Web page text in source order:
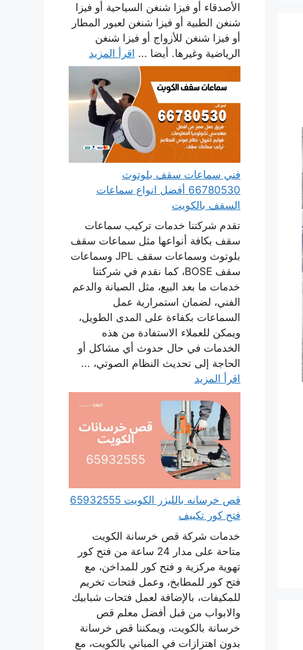
الأصدقاء أو فيزا شنغن السياحية أو فيزا
شنغن الطبية أو فيزا شنغن لعبور المطار
أو فيزا شنغن للأزواج أو فيزا شنغن
الرياضية وغيرها. أيضا ... اقرأ المزيد
فني سماعات سقف بلوتوث
66780530 أفضل انواع سماعات
السقف بالكويت
تقدم شركتنا خدمات تركيب سماعات
سقف بكافة أنواعها مثل سماعات سقف
بلوتوث وسماعات سقف JPL وسماعات
سقف BOSE، كما نقدم في شركتنا
خدمات ما بعد البيع، مثل الصيانة والدعم
الفني، لضمان استمرارية عمل
السماعات بكفاءة على المدى الطويل،
ويمكن للعملاء الاستفادة من هذه
الخدمات في حال حدوث أي مشاكل أو
الحاجة إلى تحديث النظام الصوتي، ...
اقرأ المزيد
قص خرسانه بالليزر الكويت 65932555
فتح كور تكييف
خدمات شركة قص خرسانة الكويت
متاحة على مدار 24 ساعة من فتح كور
تهوية مركزية و فتح كور للمداخن، مع
فتح كور للمطابخ، وعمل فتحات تخريم
للمكيفات، بالإضافة لعمل فتحات شبابيك
والابواب من قبل أفضل معلم قص
خرسانة بالكويت، ويمكننا قص خرسانة
بدون اهتزازات في المباني بالكويت، مع